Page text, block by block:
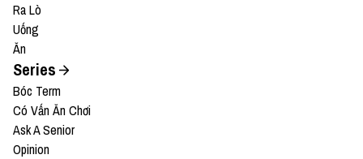
Ra Lò
Uống
Ăn
Series
Bóc Term
Có Vấn Ăn Chơi
Ask A Senior
Opinion